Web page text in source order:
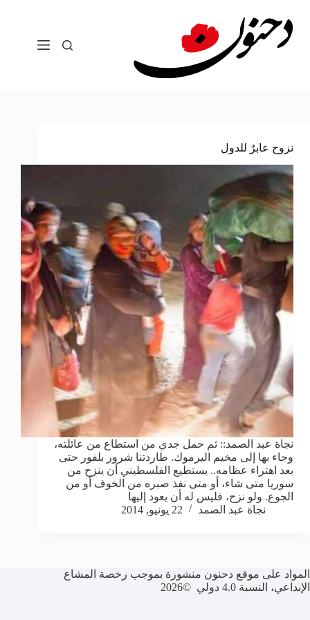
المحتوى
نزوح عابرٌ للدول
نجاة عبد الصمد:: ثم حمل جدي من استطاع من عائلته،
وجاء بها إلى مخيم اليرموك. طاردتنا شرور بلفور حتى
بعد اهتراء عظامه.. يستطيع الفلسطيني أن ينزح من
سوريا متى شاء، أو متى نفذ صبره من الخوف أو من
الجوع. ولو نزح، فليس له أن يعود إليها
نجاة عبد الصمد
22 يونيو, 2014
المواد على موقع دحنون منشورة بموجب رخصة المشاع
الإبداعي، النسبة 4.0 دولي ©2026